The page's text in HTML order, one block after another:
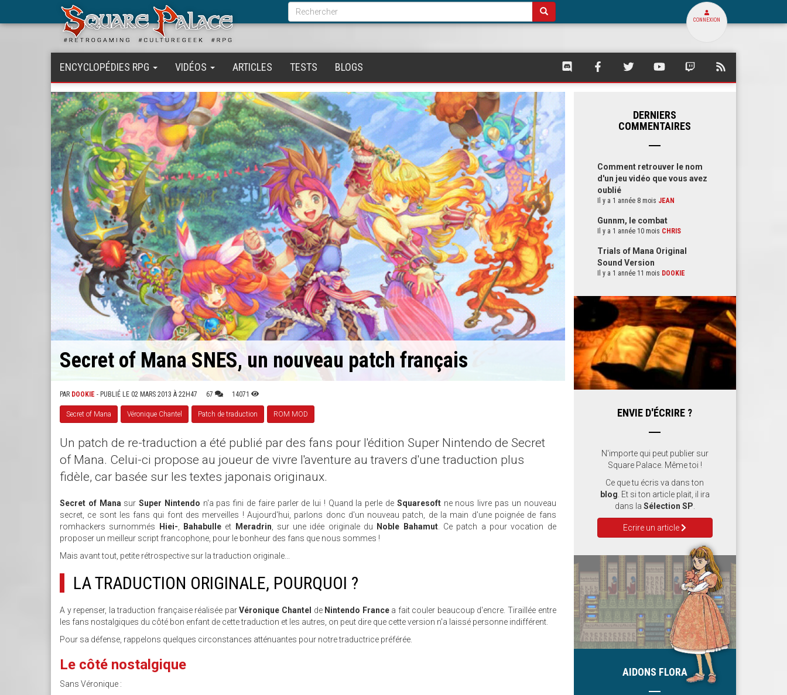
Formulaire
de
recherche
Rechercher
CONNEXION
ENCYCLOPÉDIES RPG VIDÉOS ARTICLES TESTS BLOGS
SQUARE
SQUARE SQUARE SQUARE SQUARE
Secret of Mana SNES, un nouveau patch français
PAR DOOKIE - PUBLIÉ LE 02 MARS 2013 À 22H47 67 14071
Secret of Mana Véronique Chantel Patch de traduction ROM MOD
Un patch de re-traduction a été publié par des fans pour l'édition Super Nintendo de Secret
of Mana. Celui-ci propose au joueur de vivre l'aventure au travers d'une traduction plus
fidèle, car basée sur les textes japonais originaux.
Secret of Mana surSuper Nintendo n'a pas fini de faire parler de lui ! Quand la perle de Squaresoftne nous livre pas un nouveau
secret, ce sont les fans qui font des merveilles ! Aujourd'hui, parlons donc d'un nouveau patch, de la main d'une poignée de fans
romhackers surnommés Hiei- Bahabulleet Meradrin , sur une idée originale du Noble Bahamut. Ce patch a pour vocation de
proposer un meilleur script francophone, pour le bonheur des fans que nous sommes !
Mais avant tout, petite rétrospective sur la traduction originale...
LA TRADUCTION ORIGINALE, POURQUOI ?
A y repenser, la traduction française réalisée parVéronique Chantel de Nintendo Francea fait couler beaucoup d'encre. Tiraillée entre
les fans nostalgiques du côté bon enfant de cette traduction et les autres, on peut dire que cette version n'a laissé personne indifférent.
Pour sa défense, rappelons quelques circonstances atténuantes pour notre traductrice préférée.
Le côté nostalgique
Sans Véronique :
DERNIERS
COMMENTAIRES
Comment retrouver le nom
d'un jeu vidéo que vous avez
oublié
Il y a 1 année 8 mois JEAN
Gunnm, le combat
Il y a 1 année 10 mois CHRIS
Trials of Mana Original
Sound Version
Il y a 1 année 11 mois DOOKIE
ENVIE D'ÉCRIRE ?
N'importe qui peut publier sur
Square Palace. Même toi !
Ce que tu écris va dans ton
blog . Et si ton article plait, il ira
dans la Sélection SP
Ecrire un article
AIDONS FLORA